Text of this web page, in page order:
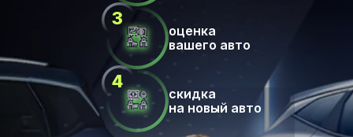
оценка
вашего авто
скидка
на новый авто